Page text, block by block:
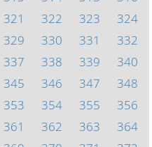
321 322 323
324
329 330 331
332
337 338 339
340
345 346 347
348
353 354 355
356
361 362 363
364